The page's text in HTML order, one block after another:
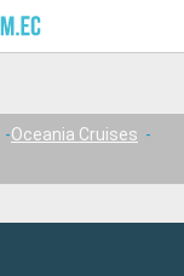
Oceania Cruises